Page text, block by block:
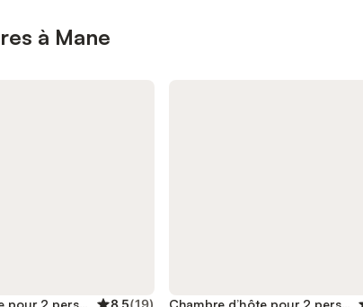
à Mane
Chambre d’hôte pour 2 personnes 8.5(19)
Chambre d’hôte pour 2 personnes